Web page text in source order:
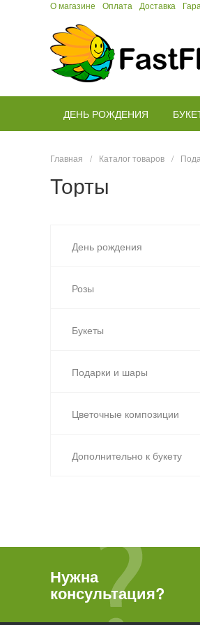
О магазине Оплата Доставка
ДЕНЬ РОЖДЕНИЯ
Главная / Каталог товаров /
Торты
День рождения
Розы
Букеты
Подарки и шары
Цветочные композиции
Дополнительно к букету
Нужна
консультация?